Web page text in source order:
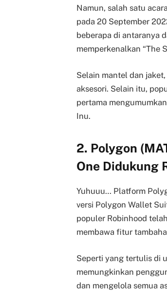
Namun, salah satu
pada 20 September
beberapa di antaranya
memperkenalkan “The
Selain mantel dan
aksesori. Selain itu,
pertama
Inu.
2. Polygon
One Didukung
Yuhuuu… Platform
versi Polygon Wallet
populer Robinhood
membawa fitur
Seperti yang tertulis di
memungkinkan
dan mengelola semua